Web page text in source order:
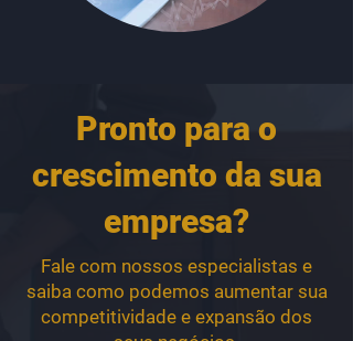
Pronto para o
crescimento da sua
empresa?
Fale com nossos especialistas e
saiba como podemos aumentar sua
competitividade e expansão dos